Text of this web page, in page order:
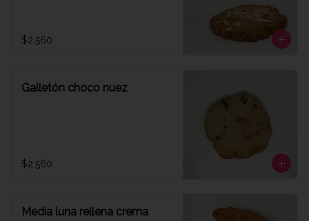
$2.560
Galletón choco nuez
$2.560
Media luna rellena crema